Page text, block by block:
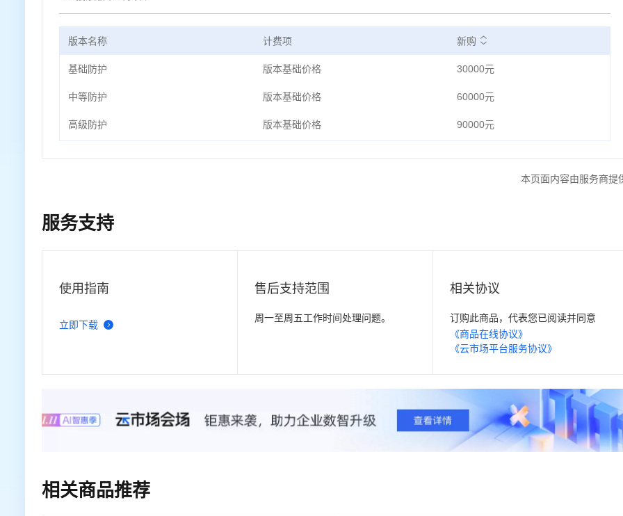
版本名称 计费项 新购
基础防护 版本基础价格 30000元
中等防护 版本基础价格 60000元
高级防护 版本基础价格 90000元
本页面内容由服务商提
服务支持
使用指南
立即下载
售后支持范围
周一至周五工作时间处理问题。
相关协议
订购此商品，代表您已阅读并同意
《商品在线协议》
《云市场平台服务协议》
相关商品推荐